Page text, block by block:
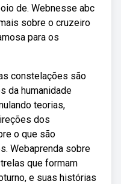
de. Webnesse abc
sobre o cruzeiro
para os
constelações são
da humanidade
teorias,
dos
o que são
Webaprenda sobre
que formam
e suas histórias